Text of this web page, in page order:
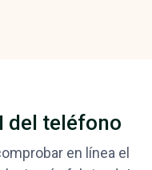
del teléfono
en línea el